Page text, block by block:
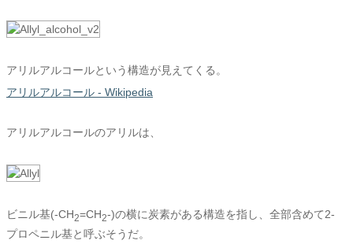
アリルアルコールという構造が見えてくる。
アリルアルコール - Wikipedia
アリルアルコールのアリルは、
ビニル基(-CH2=CH2-)の横に炭素がある構造を指し、全部含めて2-
プロペニル基と呼ぶそうだ。